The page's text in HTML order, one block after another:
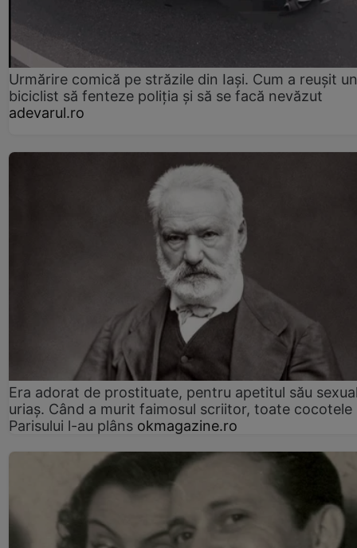
Urmărire comică pe străzile din Iași. Cum a reușit un
biciclist să fenteze poliția și să se facă nevăzut
adevarul.ro
Era adorat de prostituate, pentru apetitul său
uriaș. Când a murit faimosul scriitor, toate cocotele
Parisului l-au plâns okmagazine.ro